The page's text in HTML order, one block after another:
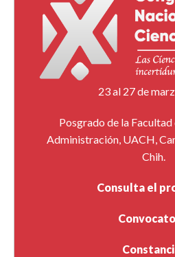
23 al 27 de
Posgrado de la
Administración, UACH,
Chih.
Consulta el